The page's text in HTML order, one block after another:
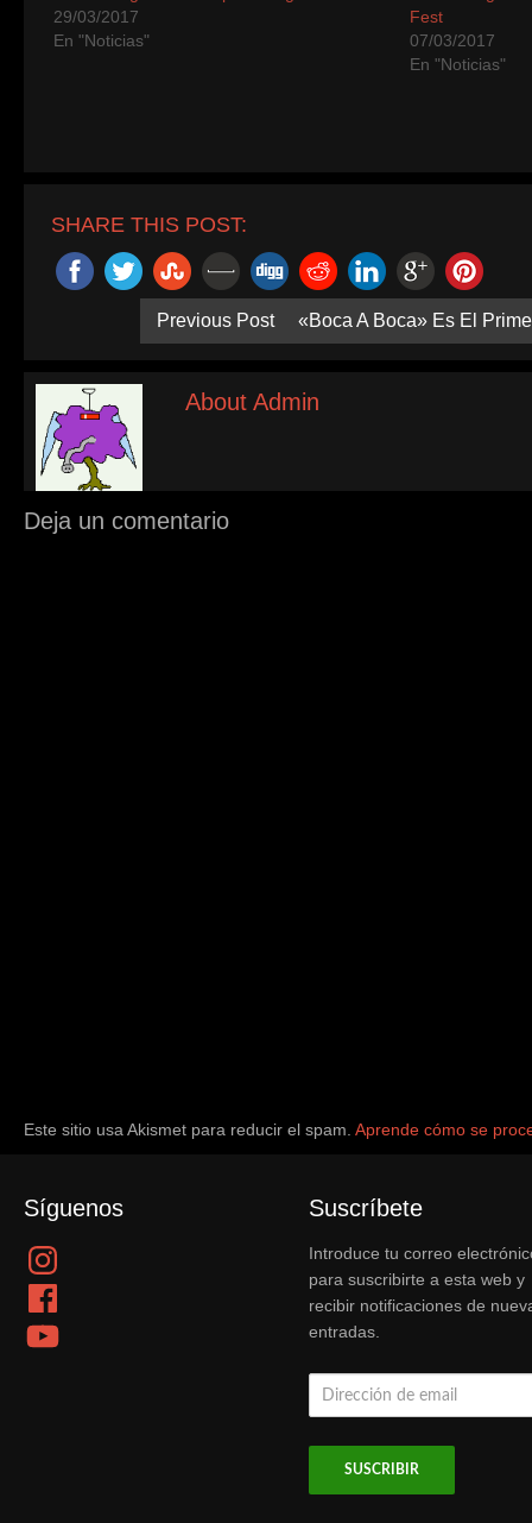
29/03/2017
En "Noticias"
Fest
07/03/2017
En "Noticias"
SHARE THIS POST:
Previous Post «Boca A Boca» Es El
About Admin
Deja un comentario
Este sitio usa Akismet para reducir el spam. Aprende cómo se
Síguenos
Instagram
Facebook
YouTube
Suscríbete
Introduce tu correo
para suscribirte a esta web y
recibir notificaciones de
entradas.
Dirección